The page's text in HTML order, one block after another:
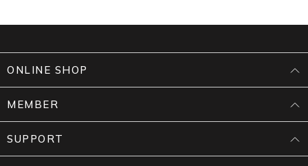
ONLINE SHOP
MEMBER
SUPPORT